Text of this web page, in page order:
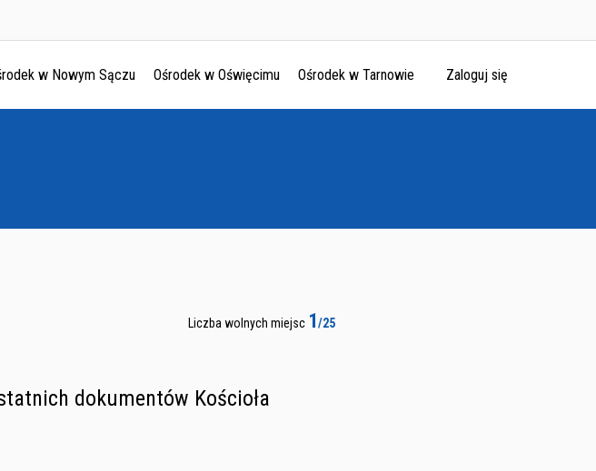
w Nowym Sączu Ośrodek w Oświęcimu Ośrodek w Tarnowie Zaloguj się
Liczba wolnych miejsc 1/25
dokumentów Kościoła